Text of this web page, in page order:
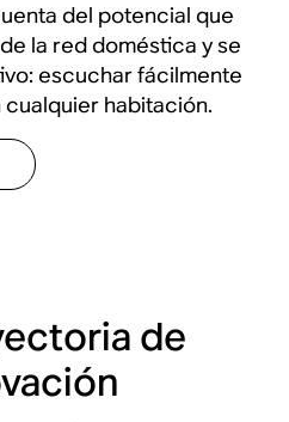
del potencial que
la red doméstica y se
escuchar fácilmente
habitación.
de